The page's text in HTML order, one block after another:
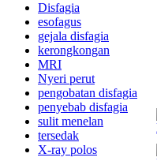
Disfagia
esofagus
gejala disfagia
kerongkongan
MRI
Nyeri perut
pengobatan disfagia
penyebab disfagia
sulit menelan
tersedak
X-ray polos